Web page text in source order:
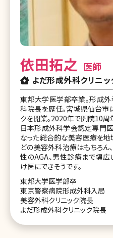
依田拓之 医師
よだ形成外科クリニッ
東邦大学医学部卒業。形成
科院長を歴任。宮城県仙台市
クを開業。2020年で開院10周
日本形成外科学会認定専門
なった総合的な美容医療を地
どの美容外科治療はもちろん
性のAGA、男性診療まで幅
け医にできそうです。
東邦大学医学部卒
東京警察病院形成外科入局
美容外科クリニック院長
よだ形成外科クリニック院長